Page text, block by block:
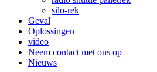
silo-rek
Geval
Oplossingen
video
Neem contact met ons op
Nieuws